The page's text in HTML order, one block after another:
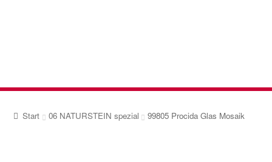
Start 06 NATURSTEIN spezial 99805 Procida Glas Mosaik